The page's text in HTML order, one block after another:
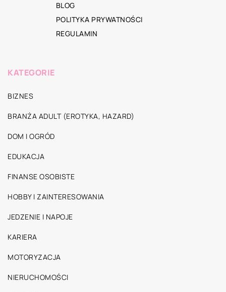
BLOG
POLITYKA PRYWATNOŚCI
REGULAMIN
KATEGORIE
BIZNES
BRANŻA ADULT (EROTYKA, HAZARD)
DOM I OGRÓD
EDUKACJA
FINANSE OSOBISTE
HOBBY I ZAINTERESOWANIA
JEDZENIE I NAPOJE
KARIERA
MOTORYZACJA
NIERUCHOMOŚCI